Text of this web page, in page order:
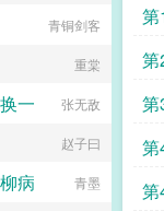
全
第
好
第
城
第
第
第
青铜剑客
重棠
一 张无敌
赵子曰
病 青墨